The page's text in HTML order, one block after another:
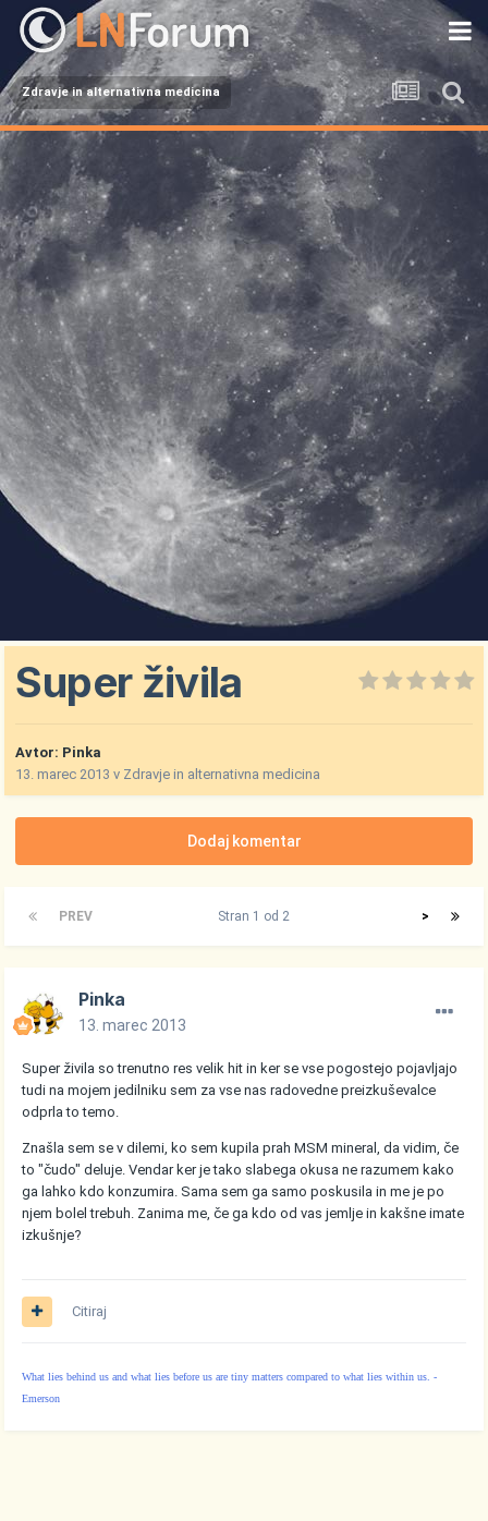
Zdravje in alternativna medicina
Super živila
Avtor: Pinka
13. marec 2013 v Zdravje in alternativna medicina
Dodaj komentar
PREV >
Stran 1 od 2
Pinka
13. marec 2013
Super živila so trenutno res velik hit in ker se vse pogostejo pojavljajo
tudi na mojem jedilniku sem za vse nas radovedne preizkuševalce
odprla to temo.
Znašla sem se v dilemi, ko sem kupila prah MSM mineral, da vidim, če
to "čudo" deluje. Vendar ker je tako slabega okusa ne razumem kako
ga lahko kdo konzumira. Sama sem ga samo poskusila in me je po
njem bolel trebuh. Zanima me, če ga kdo od vas jemlje in kakšne imate
izkušnje?
Citiraj
What lies behind us and what lies before us are tiny matters compared to what lies within us. -
Emerson